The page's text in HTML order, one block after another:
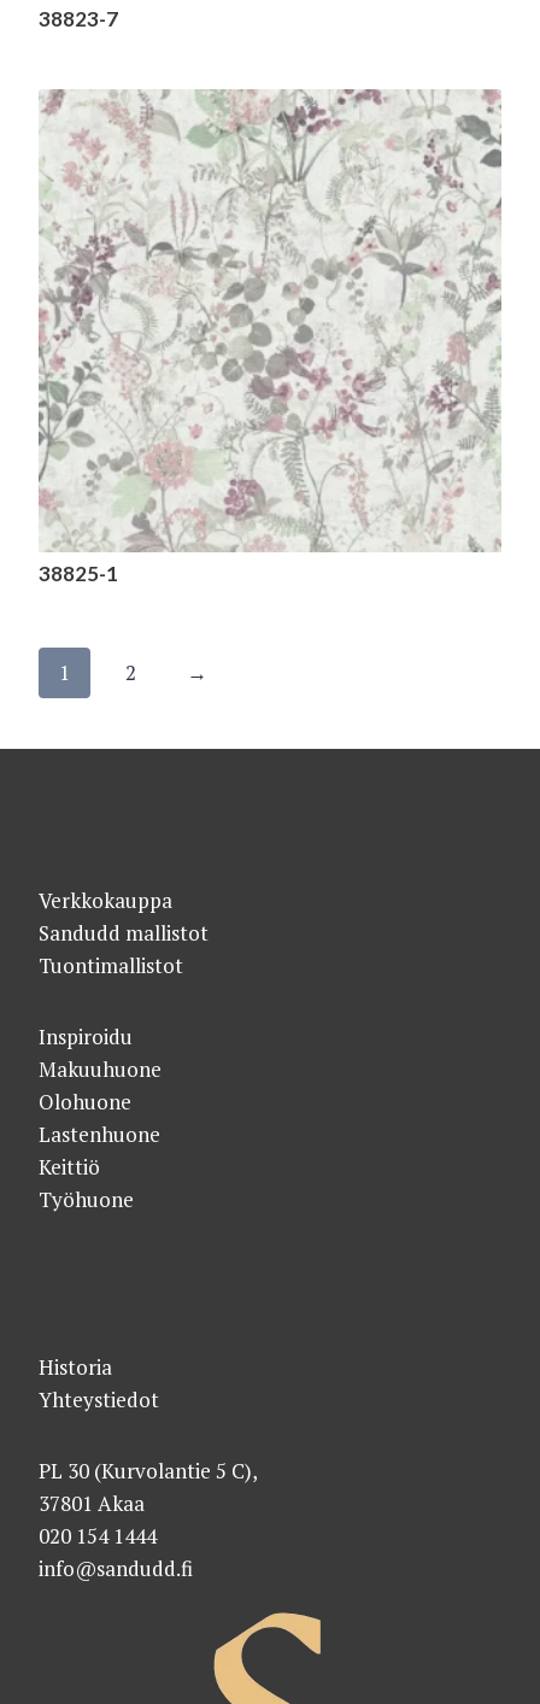
38823-7
38825-1
1 2 →
Verkkokauppa
Sandudd mallistot
Tuontimallistot
Inspiroidu
Makuuhuone
Olohuone
Lastenhuone
Keittiö
Työhuone
Historia
Yhteystiedot
PL 30 (Kurvolantie 5 C),
37801 Akaa
020 154 1444
info@sandudd.fi